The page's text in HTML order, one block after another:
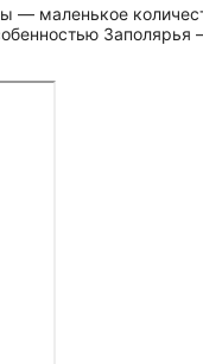
— маленькое